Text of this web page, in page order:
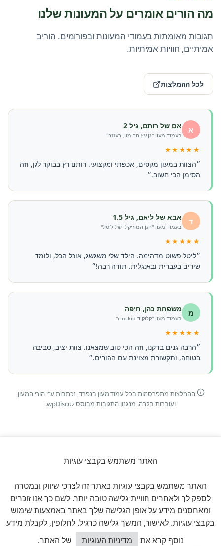
מה הורים אומרים על המעונות שלנו
תגובות מאומתות בעמודי המעונות ובפורומים. הורים
אמיתיים, חוויות אמיתיות.
לכל ההמלצות
א אם של רותם, גיל 2
בעמוד מעון "גן עץ הרימון, רעננה"
★★★★★
״הצוות במעון מקסים, אכפתי ומקצועי. רותם רץ בבוקר לגן, וזה
הסימן הכי חשוב.״
ד אבא של ליאם, גיל 1.5
בעמוד מעון "הגן המוזיקלי של ליטל"
★★★★★
״ליטל פשוט מדהימה. הילד שלי משגשג, אוכל הכל, ולומד
שירים בעברית ובאנגלית. תודה רבה!״
מ משפחת כהן, חיפה
בעמוד מעון "קלוקיד clockid"
★★★★★
״הרבה גנים בדקנו, וזה הכי טוב שמצאנו. צוות יציב, סביבה
בטוחה, ותקשורת מצוינת עם ההורים.״
ההמלצות מתפרסמות בכל עמוד מעון בנפרד, נכתבות ע"י הורי המעון,
ועוברות בקרה. מנגנון התגובות מבוסס wpDiscuz.
תמכו במאבק שלנו על גני הילדים
הפרטיים
כל תרומה מסייעת לנו להמשיך לעמוד מול הרגולציה, להקים
השתלמויות, ולתמוך בבעלי מעונות חדשים.
האתר משתמש בקבצי עוגיות
האתר משתמש בקבצי עוגיות באתר זה לצרכי שיווק ובמטרה
לספק לך ולאחרים חוויית גלישה טובה יותר. לשם כך אנו זוכרים
ומאחסנים מידע על אופן הגלישה שלך באתר באמצעות שימוש
בקבצי עוגיות. לאישור, המשך גלישה כרגיל. לחלופין, לקבלת מידע
נוסף קרא את
מדיניות העוגיות
של האתר.